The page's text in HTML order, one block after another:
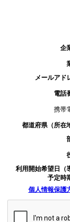
企
メールアド
電話
携帯
都道府県（所在
利用開始希望日（
予定時
個人情報保護